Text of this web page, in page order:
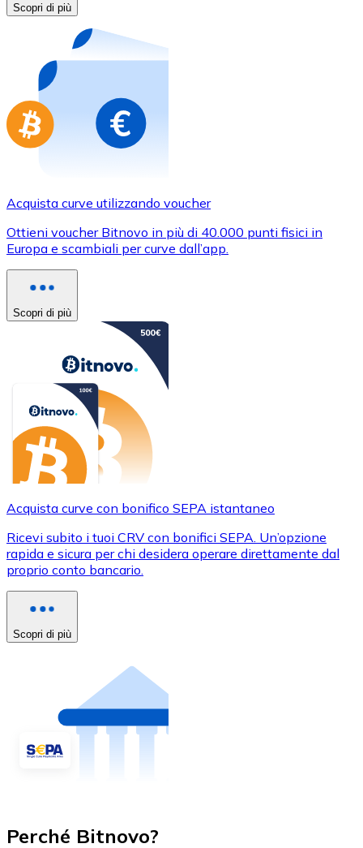
Acquista gift card dei tuoi marchi preferiti con
Vai al negozio di carte regalo
Scopri di più
Acquista curve utilizzando voucher
Ottieni voucher Bitnovo in più di 40.000 punti fisici in
Europa e scambiali per curve dall’app.
Scopri di più
Acquista curve con bonifico SEPA istantaneo
Ricevi subito i tuoi CRV con bonifici SEPA. Un’opzione
rapida e sicura per chi desidera operare direttamente dal
proprio conto bancario.
Scopri di più
Perché Bitnovo?